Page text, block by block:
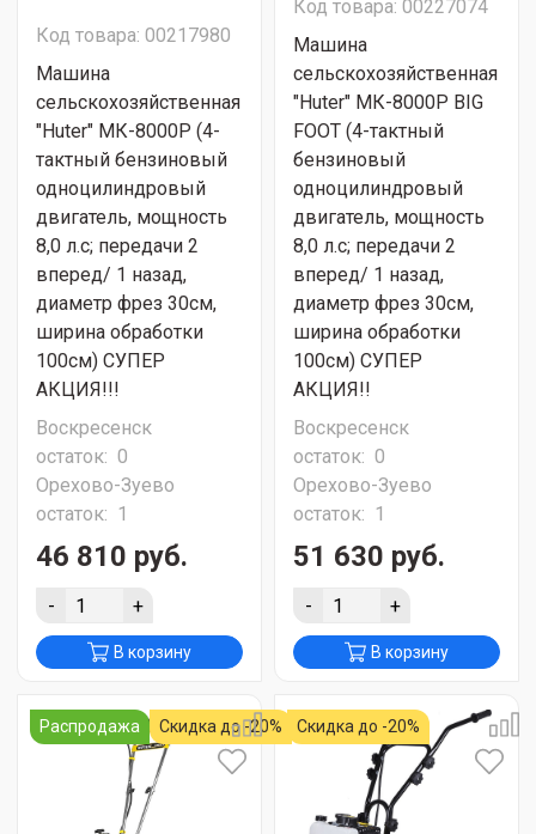
Код товара: 00217980
Машина
сельскохозяйственная
"Huter" МК-8000P (4-
тактный бензиновый
одноцилиндровый
двигатель, мощность
8,0 л.с; передачи 2
вперед/ 1 назад,
диаметр фрез 30см,
ширина обработки
100см) СУПЕР
АКЦИЯ!!!
Воскресенск
остаток: 0
Орехово-Зуево
остаток: 1
46 810 руб.
- +
В корзину
Код товара: 00227074
Машина
сельскохозяйственная
"Huter" МК-8000P BIG
FOOT (4-тактный
бензиновый
одноцилиндровый
двигатель, мощность
8,0 л.с; передачи 2
вперед/ 1 назад,
диаметр фрез 30см,
ширина обработки
100см) СУПЕР
АКЦИЯ!!
Воскресенск
остаток: 0
Орехово-Зуево
остаток: 1
51 630 руб.
- +
В корзину
Распродажа Скидка до -20% Скидка до -20%